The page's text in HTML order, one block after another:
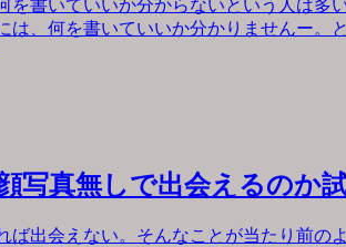
を書いていいか分からないという人は多
は、何を書いていいか分かりませんー。
写真無しで出会えるのか
ば出会えない。そんなことが当たり前の